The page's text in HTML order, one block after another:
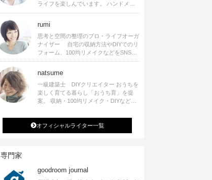
ライフを楽しんでいます。 ハンドメイ
ド雑貨やインテリアに関する著書も出
ます。
rumi
思考と空間の整理のプロ・ライフオーガ
ナイザー 自宅の収納方法やDIYでのリ
フォーム、100均リメイクなどをSNSで
公開中。 収納やリメイク、インテリア
シピ提供、店舗プロデュース 2016年９
月に宝島社より【Rumiのおうち時間を
楽しむインテリア】を出版しました。
natsume
一級建築士 DIYクリエイター おうちを
楽しく育てる暮らし「おうち育」を提
案。 収納・100均リメイク・DIYなどお
発信中。 著書 なつめさんちの新しい
のになつかしいアンティークな部屋つく
り 雑誌掲載・TV出演・コラム執筆・
オフィシャルライター一覧
専門家
goodroom journal